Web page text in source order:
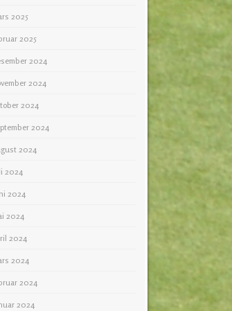
2025
2025
2024
2024
2024
2024
2024
2024
2024
2024
2024
2024
2024
2024